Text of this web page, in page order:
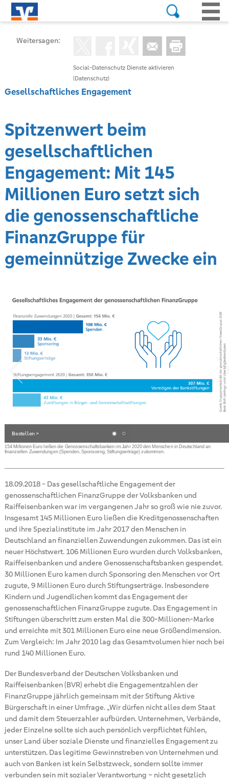
Social-Datenschutz Dienste aktivieren
(Datenschutz)
Weitersagen:
Gesellschaftliches Engagement
Spitzenwert beim
gesellschaftlichen
Engagement: Mit 145
Millionen Euro setzt sich
die genossenschaftliche
FinanzGruppe für
gemeinnützige Zwecke ein
Bestellen >
154 Millionen Euro ließen die Genossenschaftsbanken im Jahr 2020 den Menschen in Deutschland an
finanziellen Zuwendungen (Spenden, Sponsoring, Stiftungserträge) zukommen.
18.09.2018- Das gesellschaftliche Engagement der
genossenschaftlichen FinanzGruppe der Volksbanken und
Raiffeisenbanken war im vergangenen Jahr so groß wie nie zuvor.
Insgesamt 145 Millionen Euro ließen die Kreditgenossenschaften
und ihre Spezialinstitute im Jahr 2017 den Menschen in
Deutschland an finanziellen Zuwendungen zukommen. Das ist ein
neuer Höchstwert. 106 Millionen Euro wurden durch Volksbanken,
Raiffeisenbanken und andere Genossenschaftsbanken gespendet.
30 Millionen Euro kamen durch Sponsoring den Menschen vor Ort
zugute, 9 Millionen Euro durch Stiftungserträge. Insbesondere
Kindern und Jugendlichen kommt das Engagement der
genossenschaftlichen FinanzGruppe zugute. Das Engagement in
Stiftungen überschritt zum ersten Mal die 300-Millionen-Marke
und erreichte mit 301 Millionen Euro eine neue Größendimension.
Zum Vergleich: Im Jahr 2010 lag das Gesamtvolumen hier noch bei
rund 140 Millionen Euro.
Der Bundesverband der Deutschen Volksbanken und
Raiffeisenbanken (BVR) erhebt die Engagementzahlen der
FinanzGruppe jährlich gemeinsam mit der Stiftung Aktive
Bürgerschaft in einer Umfrage. „Wir dürfen nicht alles dem Staat
und damit dem Steuerzahler aufbürden. Unternehmen, Verbände,
jeder Einzelne sollte sich auch persönlich verpflichtet fühlen,
unser Land über soziale Dienste und finanzielles Engagement zu
unterstützen. Das legitime Gewinnstreben von Unternehmen und
auch von Banken ist kein Selbstzweck, sondern sollte immer
verbunden sein mit sozialer Verantwortung – nicht gesetzlich